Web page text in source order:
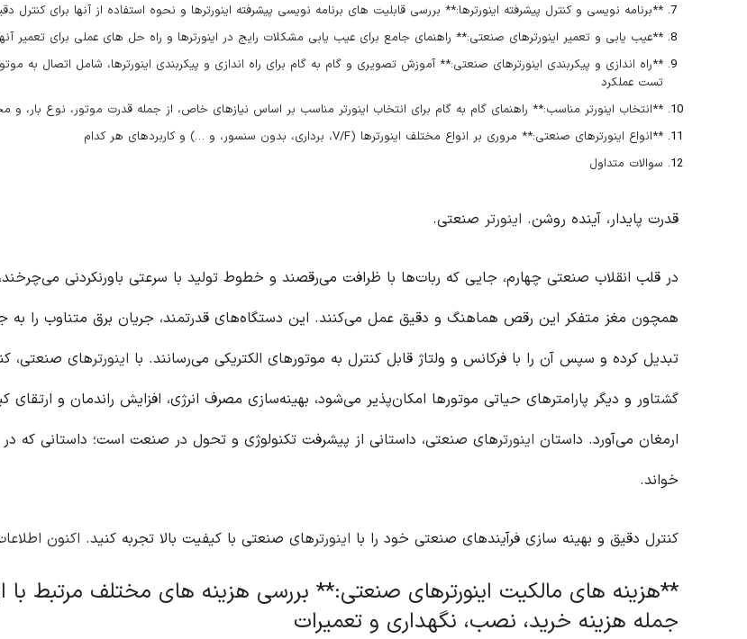
**برنامه نویسی و کنترل پیشرفته اینورترها:** بررسی قابلیت های برنامه نویسی پیشرفته اینورترها و نحوه استفاده از آنها برای کنترل
**عیب یابی و تعمیر اینورترهای صنعتی:** راهنمای جامع برای عیب یابی مشکلات رایج در اینورترها و راه حل های عملی برای تعمیر
**راه اندازی و پیکربندی اینورترهای صنعتی:** آموزش تصویری و گام به گام برای راه اندازی و پیکربندی اینورترها، شامل اتصال به
تست عملکرد
**انتخاب اینورتر مناسب:** راهنمای گام به گام برای انتخاب اینورتر مناسب بر اساس نیازهای خاص، از جمله قدرت موتور، نوع بار، و
**انواع اینورترهای صنعتی:** مروری بر انواع مختلف اینورترها (V/F، برداری، بدون سنسور، و …) و کاربردهای هر کدام
سوالات متداول
قدرت پایدار، آینده روشن. اینورتر صنعتی.
در قلب انقلاب صنعتی چهارم، جایی که ربات‌ها با ظرافت می‌رقصند و خطوط تولید با سرعتی باورنکردنی می‌چرخند،
همچون مغز متفکر این رقص هماهنگ و دقیق عمل می‌کنند. این دستگاه‌های قدرتمند، جریان برق متناوب را به
تبدیل کرده و سپس آن را با فرکانس و ولتاژ قابل کنترل به موتورهای الکتریکی می‌رسانند. با اینورترهای صنعتی،
گشتاور و دیگر پارامترهای حیاتی موتورها امکان‌پذیر می‌شود، بهینه‌سازی مصرف انرژی، افزایش راندمان و ارتقای
ارمغان می‌آورد. داستان اینورترهای صنعتی، داستانی از پیشرفت تکنولوژی و تحول در صنعت است؛ داستانی که در
خواند.
کنترل دقیق و بهینه سازی فرآیندهای صنعتی خود را با اینورترهای صنعتی با کیفیت بالا تجربه کنید. اکنون
**هزینه های مالکیت اینورترهای صنعتی:** بررسی هزینه های مختلف مرتبط با
جمله هزینه خرید، نصب، نگهداری و تعمیرات